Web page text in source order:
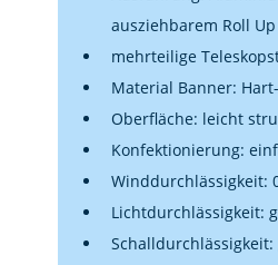
ausziehbarem Roll
mehrteilige
Material Banner:
Oberfläche: leicht
Konfektionierung:
Winddurchlässigkeit:
Lichtdurchlässigkeit: